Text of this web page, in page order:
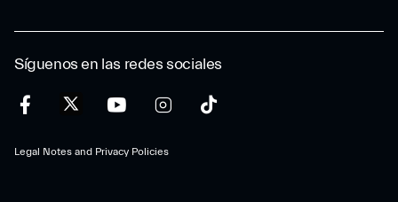
Síguenos en las redes sociales
Legal Notes and Privacy Policies